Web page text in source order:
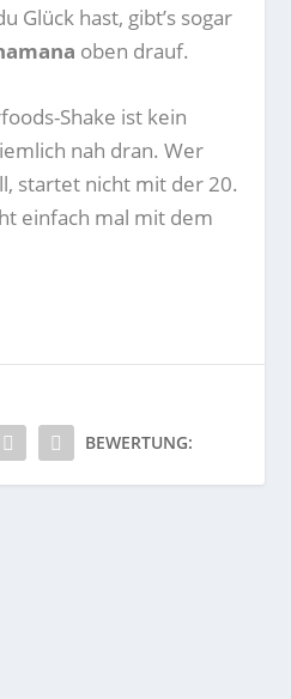
Glück hast, gibt’s sogar
oben drauf.
Shake ist kein
nah dran. Wer
startet nicht mit der 20.
einfach mal mit dem
BEWERTUNG: